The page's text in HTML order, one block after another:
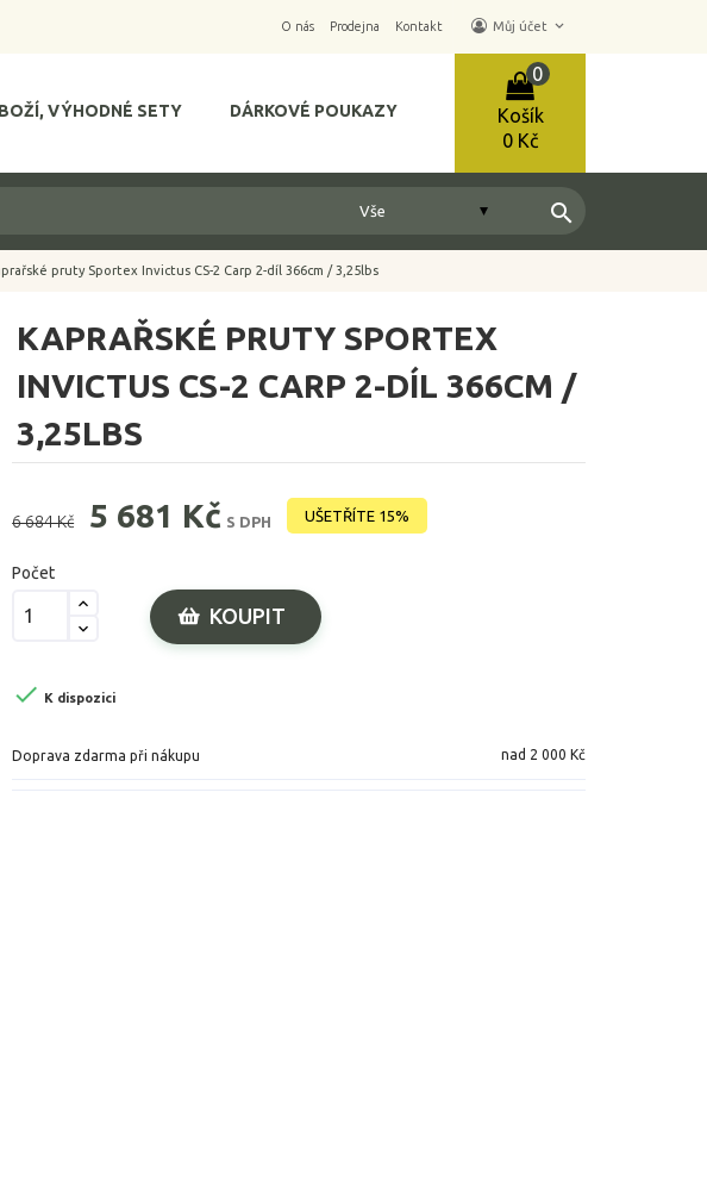
O nás Prodejna Kontakt Můj účet keyboard_arrow_down
Košík
0
0 Kč
VÝHODNÉ SETY DÁRKOVÉ POUKAZY
search
pruty Sportex Invictus CS-2 Carp 2-díl 366cm / 3,25lbs
KAPRAŘSKÉ PRUTY SPORTEX
INVICTUS CS-2 CARP 2-DÍL 366CM /
3,25LBS
6 684 Kč 5 681 Kč S DPH UŠETŘÍTE 15%
Počet
KOUPIT
 K dispozici
Doprava zdarma při nákupu nad 2 000 Kč